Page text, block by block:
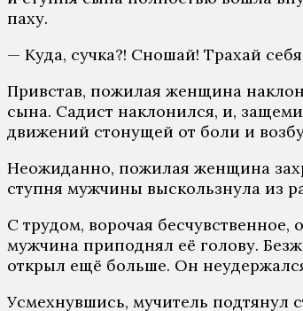
паху.
— Куда, сучка?! Сношай! Трахай
Привстав, пожилая женщина
сына. Садист наклонился, и,
движений стонущей от боли и
Неожиданно, пожилая женщина
ступня мужчины выскользнула из
С трудом, ворочая
мужчина приподнял её голову.
открыл ещё больше. Он
Усмехнувшись, мучитель подтянул